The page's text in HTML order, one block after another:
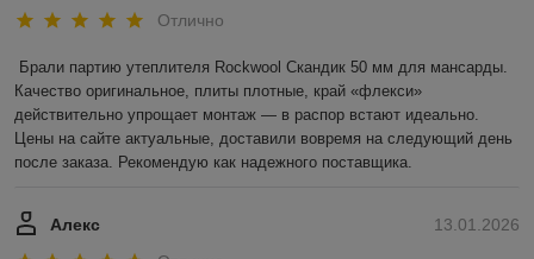
Отлично
Брали партию утеплителя Rockwool Скандик 50 мм для мансарды.
Качество оригинальное, плиты плотные, край «флекси»
действительно упрощает монтаж — в распор встают идеально.
Цены на сайте актуальные, доставили вовремя на следующий день
после заказа. Рекомендую как надежного поставщика.
13.01.2026
Алекс